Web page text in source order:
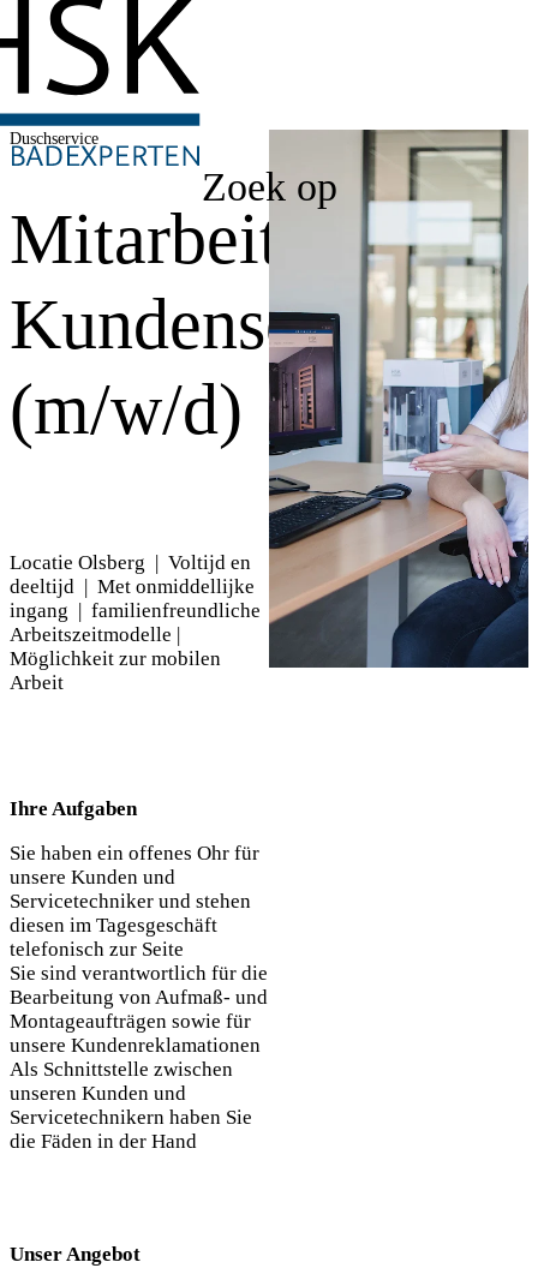
Zoek op
Duschservice
Mitarbeiter
Kundenservice
(m/w/d)
Locatie Olsberg | Voltijd en
deeltijd | Met onmiddellijke
ingang | familienfreundliche
Arbeitszeitmodelle |
Möglichkeit zur mobilen
Arbeit
Ihre Aufgaben
Sie haben ein offenes Ohr für
unsere Kunden und
Servicetechniker und stehen
diesen im Tagesgeschäft
telefonisch zur Seite
Sie sind verantwortlich für die
Bearbeitung von Aufmaß- und
Montageaufträgen sowie für
unsere Kundenreklamationen
Als Schnittstelle zwischen
unseren Kunden und
Servicetechnikern haben Sie
die Fäden in der Hand
Unser Angebot